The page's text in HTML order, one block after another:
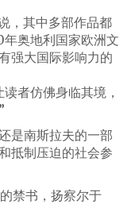
，其中多部作品都
奥地利国家欧洲文
强大国际影响力的
者仿佛身临其境，
是南斯拉夫的一部
抵制压迫的社会参
禁书，扬察尔于